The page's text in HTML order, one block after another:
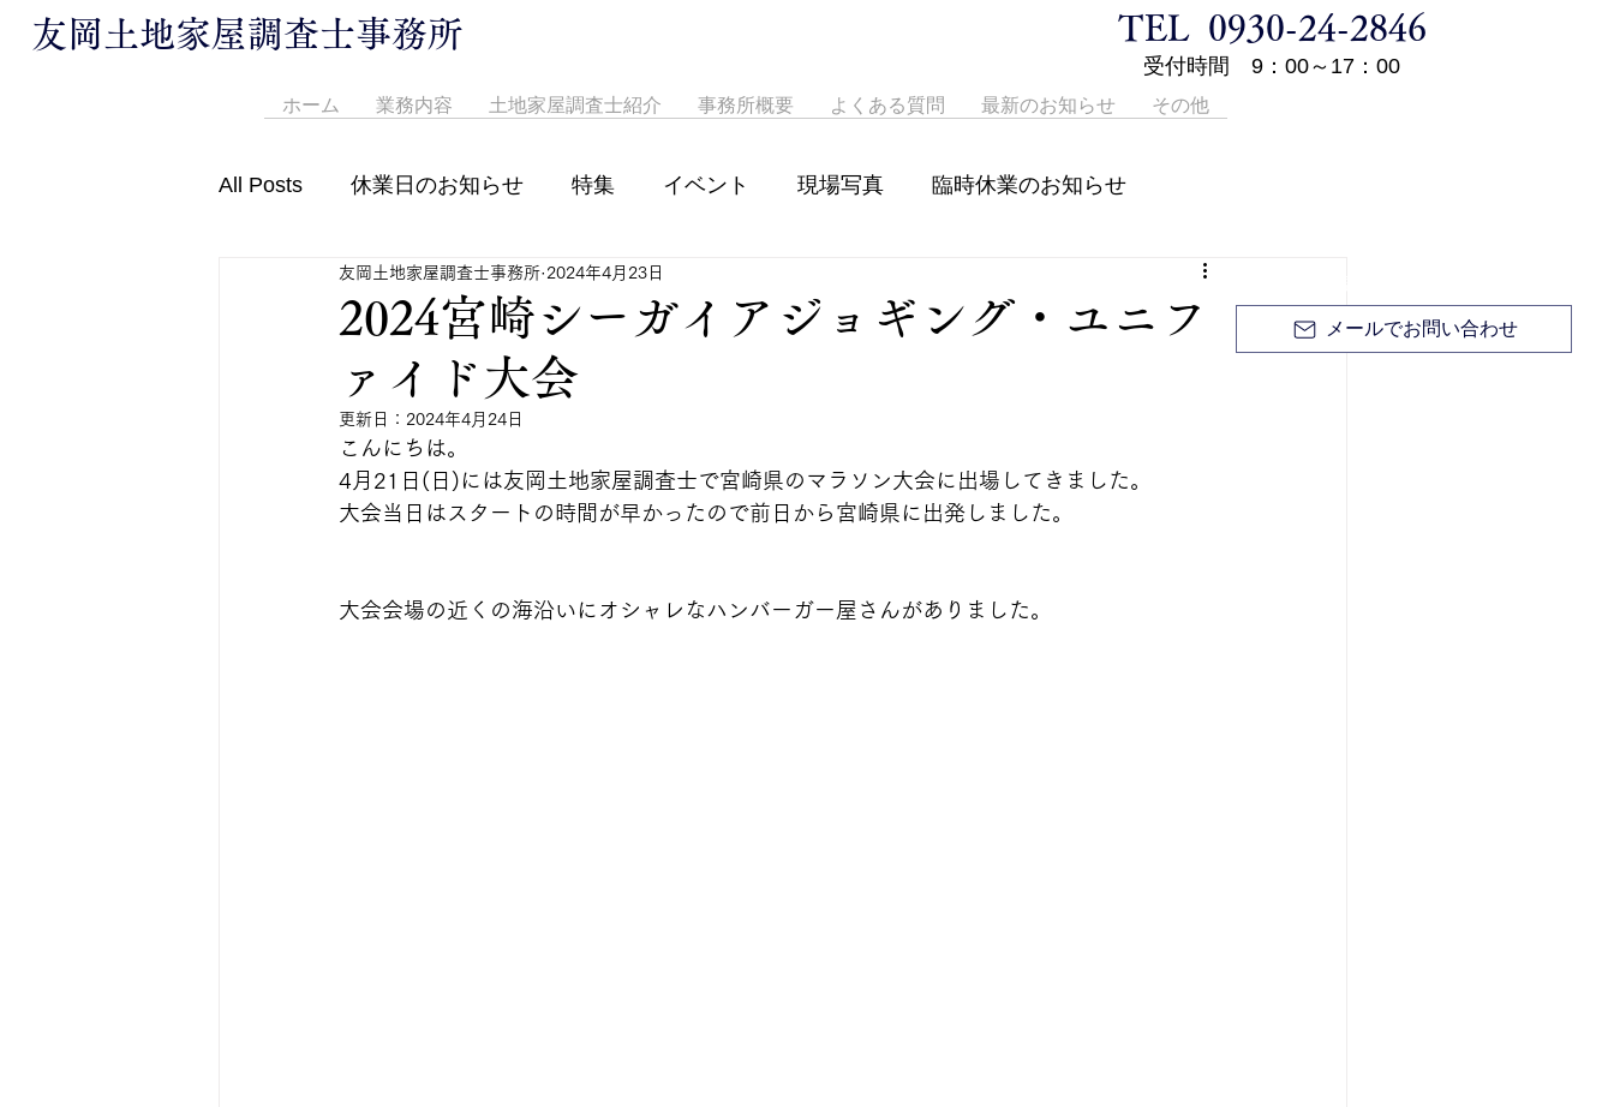
メールでお問い合わせ
友岡土地家屋調査士事務所 TEL 0930-24-2846
受付時間 9：00～17：00
ホーム
業務内容 土地家屋調査士紹介 事務所概要 よくある質問 最新のお知らせ その他
All Posts 休業日のお知らせ 特集 イベント 現場写真 臨時休業のお知らせ
営業時間変更のお知らせ
2024宮崎シーガイアジョギング・ユニフ
ァイド大会
友岡土地家屋調査士事務所 2024年4月23日
更新日： 2024年4月24日
こんにちは。
4月21日(日)には友岡土地家屋調査士で宮崎県のマラソン大会に出場してきました。
大会当日はスタートの時間が早かったので前日から宮崎県に出発しました。
大会会場の近くの海沿いにオシャレなハンバーガー屋さんがありました。